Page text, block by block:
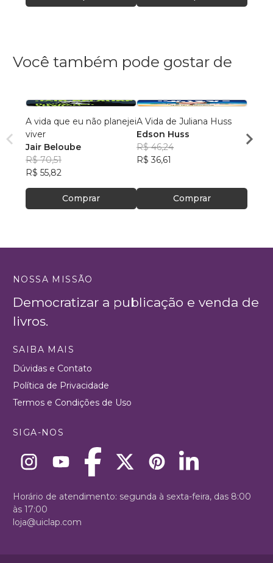
Você também pode gostar de
A vida que eu não planejei
viver
Jair Beloube
R$ 70,51
R$ 55,82
Comprar
A Vida de Juliana Huss
Edson Huss
R$ 46,24
R$ 36,61
Comprar
NOSSA MISSÃO
Democratizar a publicação e venda de
livros.
SAIBA MAIS
Dúvidas e Contato
Política de Privacidade
Termos e Condições de Uso
SIGA-NOS
Horário de atendimento: segunda à sexta-feira, das 8:00
às 17:00
loja@uiclap.com